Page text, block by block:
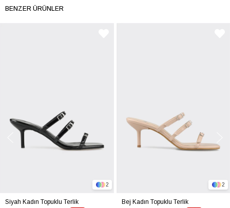
BENZER ÜRÜNLER
Siyah Kadın Topuklu Terlik
2
Bej Kadın Topuklu Terlik
2